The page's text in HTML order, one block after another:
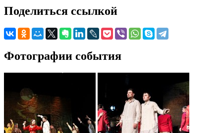
Поделиться ссылкой
Фотографии события